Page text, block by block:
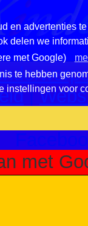
en advertenties
delen we
met Google)
te hebben
instellingen voor
|
met